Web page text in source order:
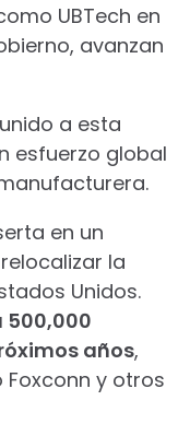
UBTech en
avanzan
a esta
esfuerzo global
en un
la
Unidos.
500,000
años,
y otros